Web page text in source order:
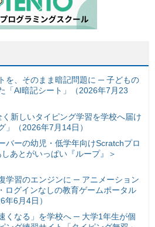
を、そのまま暗記問題に ─ 子どもの
「AI暗記シート」（2026年7月23
新しいタイピング学習を学校へ届け
」（2026年7月14日）
バーの幼児・低学年向けScratchプロ
あとがいっぱい『ループ』＞
学習のエンジンに ─ アニメーション
ログインなしの教育ゲームポータル
年6月4日）
くなる」を学校へ ─ 大学1年生が個